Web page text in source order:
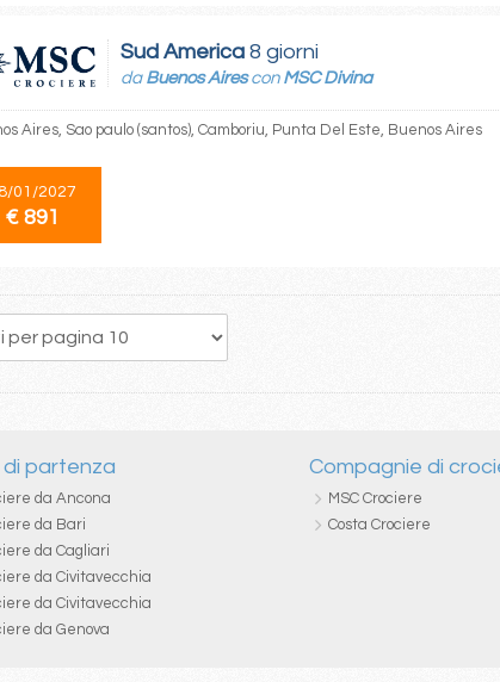
Sud America 8 giorni
da Buenos Airescon MSC Divina
Aires, Sao paulo (santos), Camboriu, Punta Del Este, Buenos Aires
01/2027
€ 891
221 222 224
di partenza
da Ancona
da Bari
da Cagliari
da Civitavecchia
da Civitavecchia
da Genova
Compagnie di
MSC Crociere
Costa Crociere